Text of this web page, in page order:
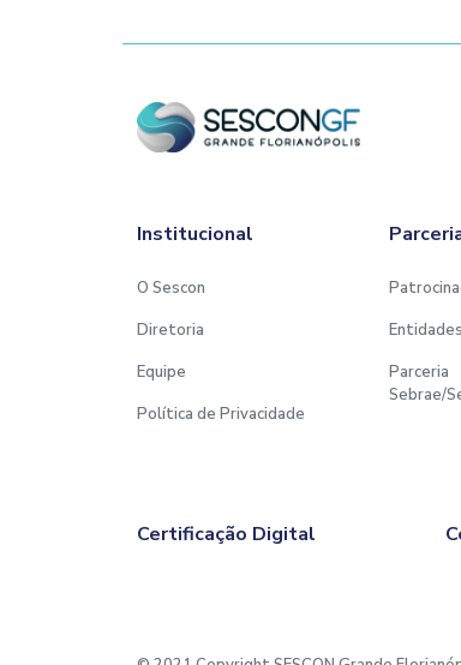
Institucional
O Sescon
Diretoria
Equipe
Política de Privacidade
Parceria
Sebrae/
Certificação Digital